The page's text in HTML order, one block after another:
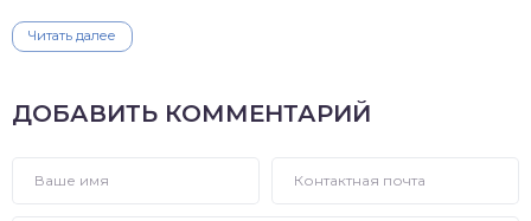
Читать далее
ДОБАВИТЬ КОММЕНТАРИЙ